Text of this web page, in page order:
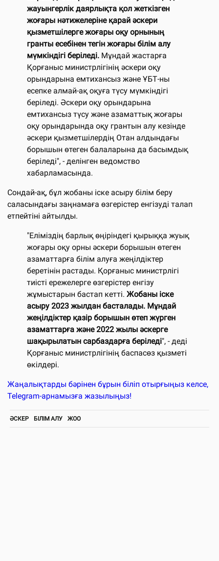
жауынгерлік даярлықта қол жеткізген
жоғары нәтижелеріне қарай әскери
қызметшілерге жоғары оқу орнының
гранты есебінен тегін жоғары білім алу
мүмкіндігі беріледі. Мұндай жастарға
Қорғаныс министрлігінің әскери оқу
орындарына емтихансыз және ҰБТ-ны
есепке алмай-ақ оқуға түсу мүмкіндігі
беріледі. Әскери оқу орындарына
емтихансыз түсу және азаматтық жоғары
оқу орындарында оқу грантын алу кезінде
әскери қызметшілердің Отан алдындағы
борышын өтеген балаларына да басымдық
беріледі", - делінген ведомство
хабарламасында.
Сондай-ақ, бұл жобаны іске асыру білім беру
саласындағы заңнамаға өзгерістер енгізуді талап
етпейтіні айтылды.
"Еліміздің барлық өңіріндегі қырыққа жуық
жоғары оқу орны әскери борышын өтеген
азаматтарға білім алуға жеңілдіктер
беретінін растады. Қорғаныс министрлігі
тиісті ережелерге өзгерістер енгізу
жұмыстарын бастап кетті. Жобаны іске
асыру 2023 жылдан басталады. Мұндай
жеңілдіктер қазір борышын өтеп жүрген
азаматтарға және 2022 жылы әскерге
шақырылатын сарбаздарға беріледі", - деді
Қорғаныс министрлігінің баспасөз қызметі
өкілдері.
Жаңалықтарды бәрінен бұрын біліп отырғыңыз келсе,
Telegram-арнамызға жазылыңыз!
ӘСКЕР БІЛІМ АЛУ ЖОО